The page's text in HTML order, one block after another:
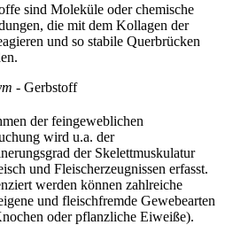
sind Moleküle oder chemische
die mit dem Kollagen der
und so stabile Querbrücken
- Gerbstoff
der feingeweblichen
wird u.a. der
der Skelettmuskulatur
und Fleischerzeugnissen erfasst.
werden können zahlreiche
und fleischfremde Gewebearten
oder pflanzliche Eiweiße).